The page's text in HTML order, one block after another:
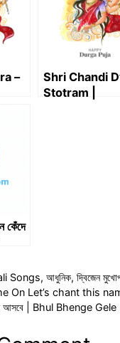
–
Shri Chandi
Stotram |
কেঁদে
Songs,আধুনিক,দ্বিজেন
On Let’s chant this
আসবে | Bhul Bhenge Gele